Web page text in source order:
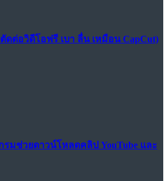
ดต่อวิดีโอฟรี เบา ลื่น เหมือน CapCut)
รมช่วยดาวน์โหลดคลิป YouTube และ